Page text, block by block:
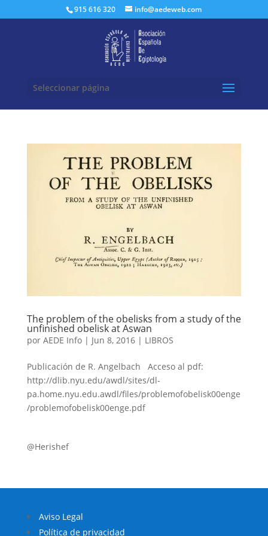
915 616 320 info@aedeweb.com
Seleccionar página
The problem of the obelisks from a study of the
unfinished obelisk at Aswan
por AEDE Info| Jun 8, 2016| LIBROS
Publicación de R. Angelbach Acceso al pdf:
http://dlib.nyu.edu/awdl/sites/dl-
pa.home.nyu.edu.awdl/files/problemofobelisk00enge
/problemofobelisk00enge.pdf
@Herishef
Aviso Legal
Política de privacidad